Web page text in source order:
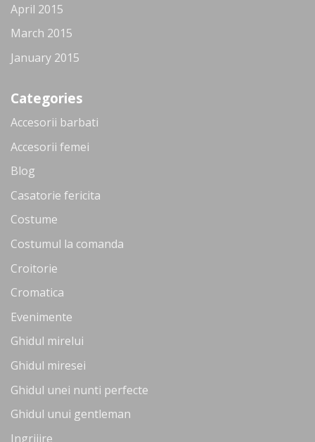
April 2015
March 2015
January 2015
Categories
Accesorii barbati
Accesorii femei
Blog
Casatorie fericita
Costume
Costumul la comanda
Croitorie
Cromatica
Evenimente
Ghidul mirelui
Ghidul miresei
Ghidul unei nunti perfecte
Ghidul unui gentleman
Ingrijire